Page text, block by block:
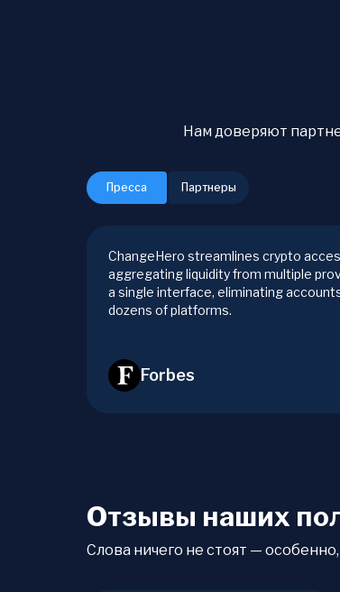
Нам доверяют
Пресса Партнеры
ChangeHero streamlines crypto
aggregating liquidity from multiple
a single interface, eliminating
dozens of platforms.
Forbes
Отзывы наших
Слова ничего не стоят —